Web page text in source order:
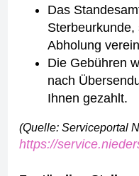
Das
Abholung
Die Gebühren
nach
Ihnen gezahlt.
(Quelle: Serviceportal
https://